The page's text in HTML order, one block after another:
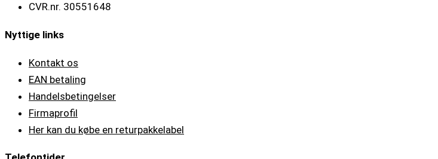
CVR.nr. 30551648
Nyttige links
Kontakt os
EAN betaling
Handelsbetingelser
Firmaprofil
Her kan du købe en returpakkelabel